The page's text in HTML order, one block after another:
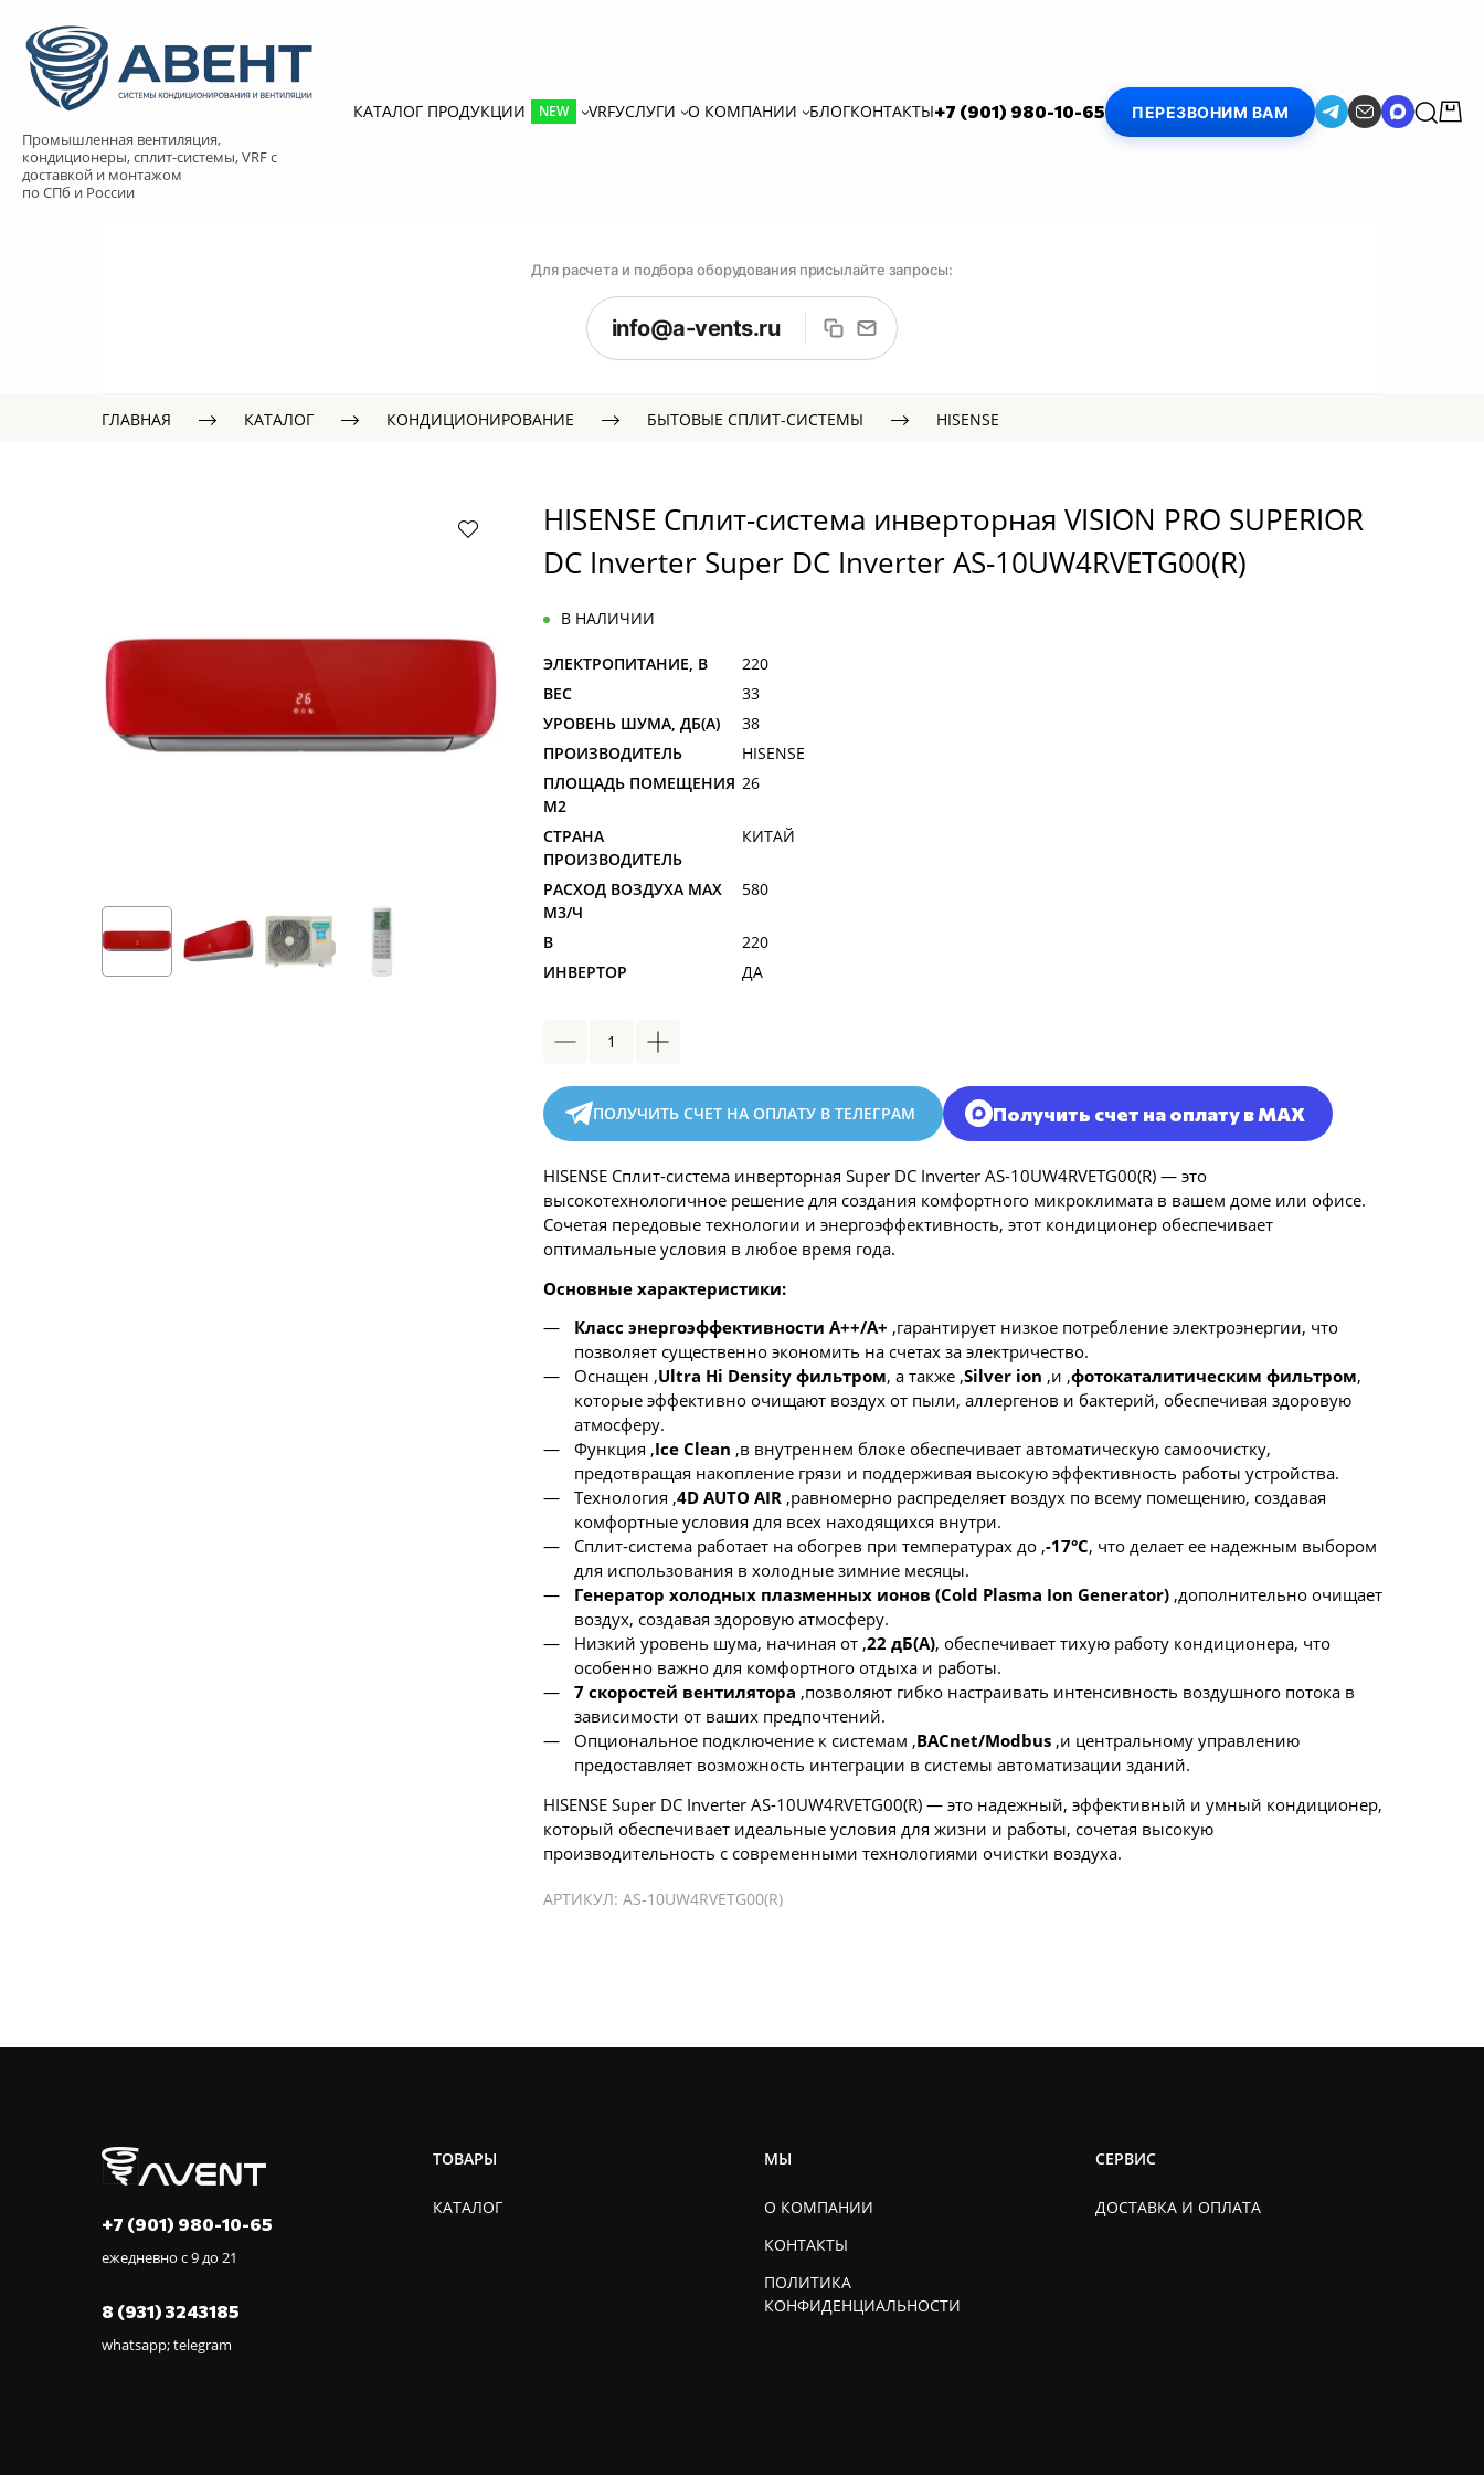
Промышленная вентиляция,
кондиционеры, сплит-системы, VRF с
доставкой и монтажом
по СПб и России
КАТАЛОГ ПРОДУКЦИИ NEW VRFУСЛУГИ О КОМПАНИИ БЛОГКОНТАКТЫ+7 (901) 980-10-65 ПЕРЕЗВОНИМ ВАМ
Для расчета и подбора оборудования присылайте запросы:
info@a-vents.ru
ГЛАВНАЯ КАТАЛОГ КОНДИЦИОНИРОВАНИЕ БЫТОВЫЕ СПЛИТ-СИСТЕМЫ HISENSE
HISENSE Сплит-система инверторная VISION PRO SUPERIOR
DC Inverter Super DC Inverter AS-10UW4RVETG00(R)
В НАЛИЧИИ
ЭЛЕКТРОПИТАНИЕ, В
220
ВЕС
33
УРОВЕНЬ ШУМА, ДБ(А)
38
ПРОИЗВОДИТЕЛЬ
HISENSE
ПЛОЩАДЬ ПОМЕЩЕНИЯ
М2
26
СТРАНА
ПРОИЗВОДИТЕЛЬ
КИТАЙ
РАСХОД ВОЗДУХА MAX
M3/Ч
580
В
220
ИНВЕРТОР
ДА
ПОЛУЧИТЬ СЧЕТ НА ОПЛАТУ В ТЕЛЕГРАМ Получить счет на оплату в MAX
HISENSE Сплит-система инверторная Super DC Inverter AS-10UW4RVETG00(R) — это
высокотехнологичное решение для создания комфортного микроклимата в вашем доме или офисе.
Сочетая передовые технологии и энергоэффективность, этот кондиционер обеспечивает
оптимальные условия в любое время года.
Основные характеристики:
Класс энергоэффективности A++/A+ ,гарантирует низкое потребление электроэнергии, что
позволяет существенно экономить на счетах за электричество.
Оснащен ,Ultra Hi Density фильтром, а также ,Silver ion ,и ,фотокаталитическим фильтром,
которые эффективно очищают воздух от пыли, аллергенов и бактерий, обеспечивая здоровую
атмосферу.
Функция ,Ice Clean ,в внутреннем блоке обеспечивает автоматическую самоочистку,
предотвращая накопление грязи и поддерживая высокую эффективность работы устройства.
Технология ,4D AUTO AIR,равномерно распределяет воздух по всему помещению, создавая
комфортные условия для всех находящихся внутри.
Сплит-система работает на обогрев при температурах до ,-17°C, что делает ее надежным выбором
для использования в холодные зимние месяцы.
Генератор холодных плазменных ионов (Cold Plasma Ion Generator),дополнительно очищает
воздух, создавая здоровую атмосферу.
Низкий уровень шума, начиная от ,22 дБ(А), обеспечивает тихую работу кондиционера, что
особенно важно для комфортного отдыха и работы.
7 скоростей вентилятора ,позволяют гибко настраивать интенсивность воздушного потока в
зависимости от ваших предпочтений.
Опциональное подключение к системам ,BACnet/Modbus,и центральному управлению
предоставляет возможность интеграции в системы автоматизации зданий.
HISENSE Super DC Inverter AS-10UW4RVETG00(R) — это надежный, эффективный и умный кондиционер,
который обеспечивает идеальные условия для жизни и работы, сочетая высокую
производительность с современными технологиями очистки воздуха.
АРТИКУЛ: AS-10UW4RVETG00(R)
+7 (901) 980-10-65
ежедневно с 9 до 21
8 (931) 3243185
whatsapp; telegram
ТОВАРЫ
КАТАЛОГ
МЫ
О КОМПАНИИ
КОНТАКТЫ
ПОЛИТИКА
КОНФИДЕНЦИАЛЬНОСТИ
СЕРВИС
ДОСТАВКА И ОПЛАТА